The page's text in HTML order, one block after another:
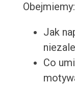
Obejmiemy:
Jak
Co